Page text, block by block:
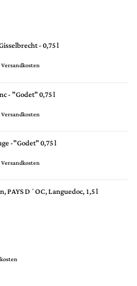
- 0,75 l
Versandkosten
- "Godet" 0,75 l
Versandkosten
-"Godet" 0,75 l
Versandkosten
PAYS D´OC, Languedoc, 1,5 l